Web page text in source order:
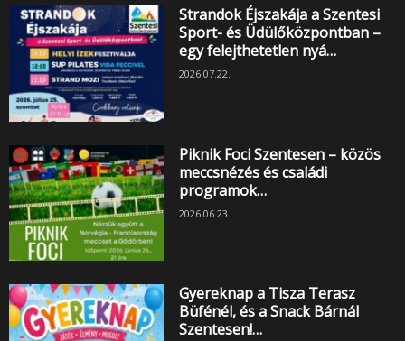
Strandok Éjszakája a Szentesi
Sport- és Üdülőközpontban –
egy felejthetetlen nyá…
2026.07.22.
Piknik Foci Szentesen – közös
meccsnézés és családi
programok…
2026.06.23.
Gyereknap a Tisza Terasz
Büfénél, és a Snack Bárnál
Szentesen!…